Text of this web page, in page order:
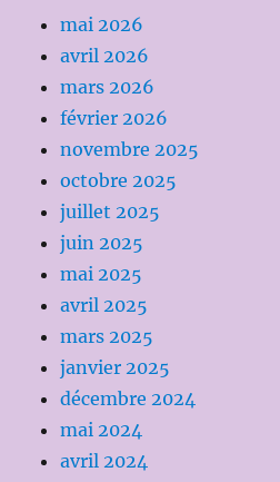
mai 2026
avril 2026
mars 2026
février 2026
novembre 2025
octobre 2025
juillet 2025
juin 2025
mai 2025
avril 2025
mars 2025
janvier 2025
décembre 2024
mai 2024
avril 2024